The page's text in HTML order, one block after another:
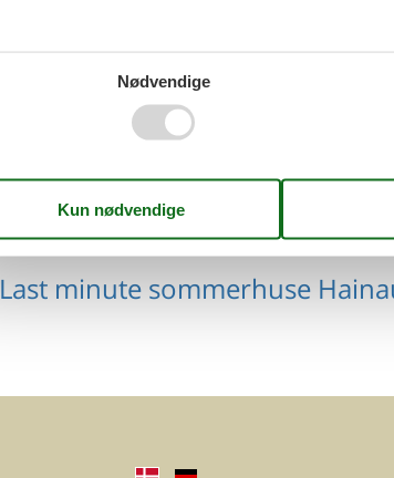
Last minute sommerhuse
Nødvendige